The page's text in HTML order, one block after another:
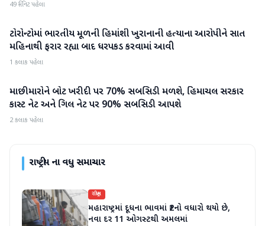
49 મિનિટ પહેલા
રાષ્ટ્રીય
ટોરોન્ટોમાં ભારતીય મૂળની હિમાંશી ખુરાનાની હત્યાના આરોપીને સાત
મહિનાથી ફરાર રહ્યા બાદ ધરપકડ કરવામાં આવી
1 કલાક પહેલા
રાષ્ટ્રીય
માછીમારોને બોટ ખરીદી પર 70% સબસિડી મળશે, હિમાચલ સરકાર
કાસ્ટ નેટ અને ગિલ નેટ પર 90% સબસિડી આપશે
2 કલાક પહેલા
રાષ્ટ્રીયના વધુ સમાચાર
રાષ્ટ્રીય
મહારાષ્ટ્રમાં દૂધના ભાવમાં ₹2નો વધારો થયો છે,
નવા દર 11 ઓગસ્ટથી અમલમાં